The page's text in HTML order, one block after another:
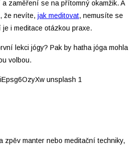
zaměření se na přítomný okamžik. A
že nevíte, jak meditovat, nemusíte se
i meditace otázkou praxe.
lekci jógy? Pak by hatha jóga mohla
volbou.
zpěv manter nebo meditační techniky,